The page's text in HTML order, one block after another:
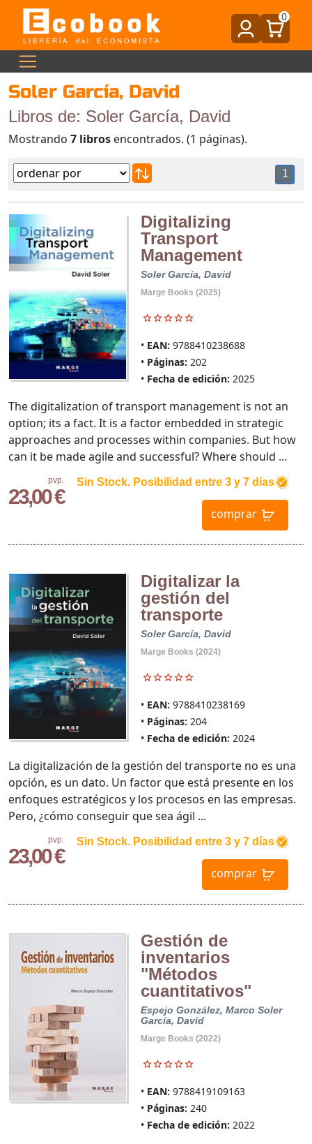
0
Soler García, David
Libros de: Soler García, David
Mostrando 7 libros encontrados. (1 páginas).
1
Digitalizing
Transport
Management
Soler García, David
Marge Books (2025)
EAN: 9788410238688
Páginas: 202
Fecha de edición: 2025
pvp.
23,00 €
Sin Stock. Posibilidad entre 3 y 7 días
comprar
The digitalization of transport management is not an
option; its a fact. It is a factor embedded in strategic
approaches and processes within companies. But how
can it be made agile and successful? Where should ...
Digitalizar la
gestión del
transporte
Soler García, David
Marge Books (2024)
EAN: 9788410238169
Páginas: 204
Fecha de edición: 2024
pvp.
23,00 €
Sin Stock. Posibilidad entre 3 y 7 días
comprar
La digitalización de la gestión del transporte no es una
opción, es un dato. Un factor que está presente en los
enfoques estratégicos y los procesos en las empresas.
Pero, ¿cómo conseguir que sea ágil ...
Gestión de
inventarios
"Métodos
cuantitativos"
Espejo González, Marco Soler
García, David
Marge Books (2022)
EAN: 9788419109163
Páginas: 240
Fecha de edición: 2022